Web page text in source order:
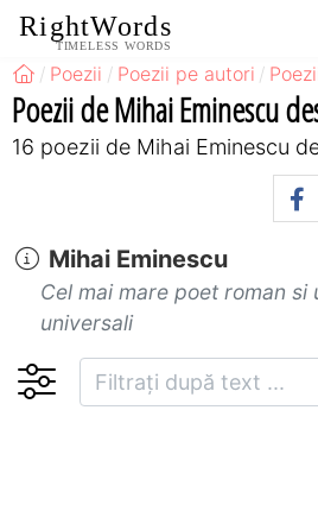
RightWords
TIMELESS WORDS
Poezii Poezii pe autori
Poezii de Mihai Eminescu
16 poezii de Mihai Eminescu
Mihai Eminescu
Cel mai mare poet roman si
universali